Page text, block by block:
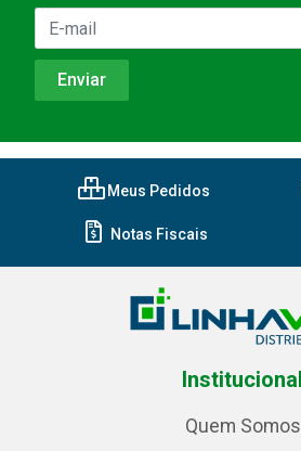
Meus Pedidos
Notas Fiscais
Institucional
Quem Somos